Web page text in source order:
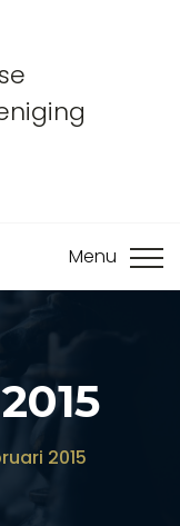
2015